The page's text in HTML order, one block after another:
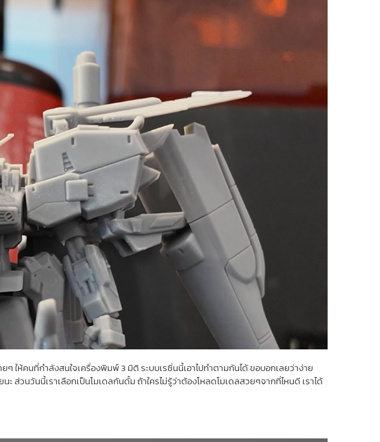
ให้คนที่กำลังสนใจเครื่องพิมพ์ 3 มิติ ระบบเรซิ่นนี้เอาไปทำตามกันได้ ขอบอกเลยว่าง่าย
ส่วนวันนี้เราเลือกเป็นโมเดลกันดั้ม ถ้าใครไม่รู้ว่าต้องโหลดโมเดลสวยๆจากที่ไหนดี เราได้